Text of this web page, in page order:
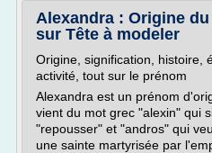
Alexandra : Origine
sur Tête à modeler
Origine, signification, histoire,
activité, tout sur le prénom
Alexandra est un prénom
vient du mot grec "alexin" qui
"repousser" et "andros" qui
une sainte martyrisée par